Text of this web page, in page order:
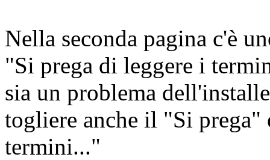
Nella seconda pagina c'è
"Si prega di leggere i
sia un problema
togliere anche il "Si prega"
termini..."